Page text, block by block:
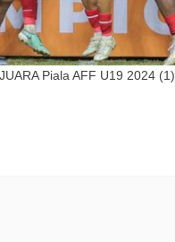
Piala AFF U19 2024 (1)